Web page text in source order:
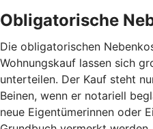
Obligatorische
Die obligatorischen
Wohnungskauf lassen sich
unterteilen. Der Kauf steht
Beinen, wenn er notariell
neue Eigentümerinnen oder